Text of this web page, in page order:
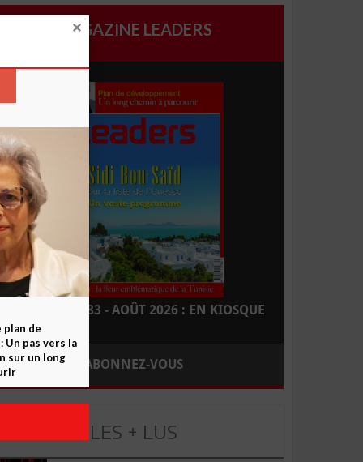
MAGAZINE LEADERS
LEADERS N° 183 - AOÛT 2026 : EN KIOSQUE
ABONNEZ-VOUS
LES + LUS
plan de
Un pas vers la
sur un long